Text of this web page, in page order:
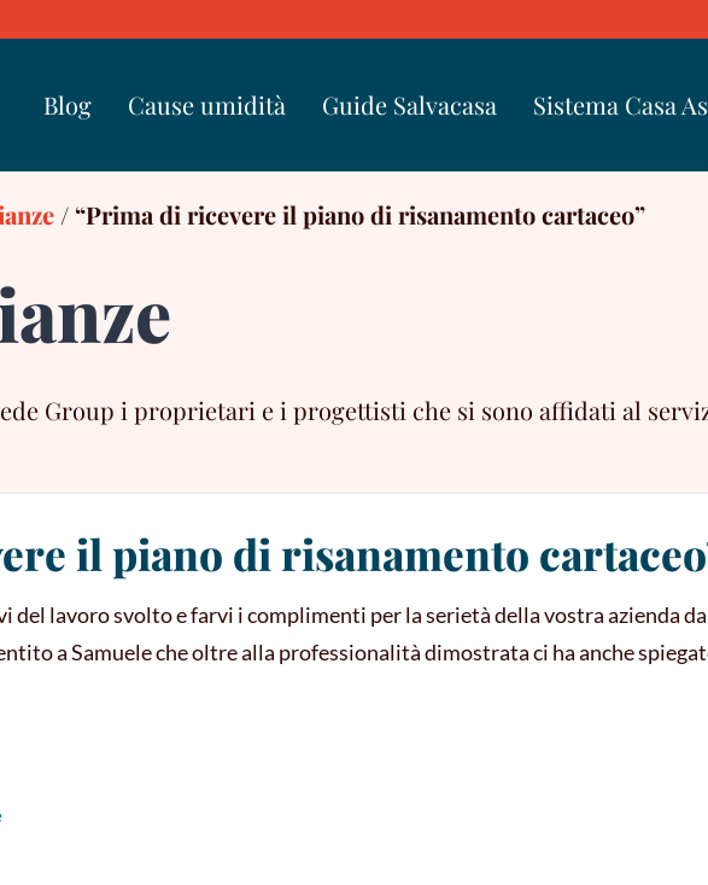
Blog Cause umidità Guide Salvacasa Sistema Casa
/ “Prima di ricevere il piano di risanamento cartaceo”
Group i proprietari e i progettisti che si sono affidati al
il piano di risanamento
del lavoro svolto e farvi i complimenti per la serietà della vostra azienda
a Samuele che oltre alla professionalità dimostrata ci ha anche